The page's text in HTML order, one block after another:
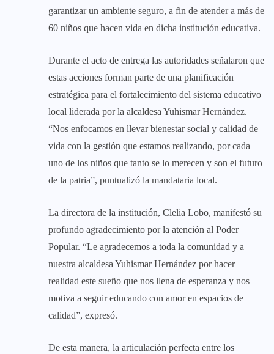
garantizar un ambiente seguro, a fin de atender a más de
60 niños que hacen vida en dicha institución educativa.
Durante el acto de entrega las autoridades señalaron que
estas acciones forman parte de una planificación
estratégica para el fortalecimiento del sistema educativo
local liderada por la alcaldesa Yuhismar Hernández.
“Nos enfocamos en llevar bienestar social y calidad de
vida con la gestión que estamos realizando, por cada
uno de los niños que tanto se lo merecen y son el futuro
de la patria”, puntualizó la mandataria local.
La directora de la institución, Clelia Lobo, manifestó su
profundo agradecimiento por la atención al Poder
Popular. “Le agradecemos a toda la comunidad y a
nuestra alcaldesa Yuhismar Hernández por hacer
realidad este sueño que nos llena de esperanza y nos
motiva a seguir educando con amor en espacios de
calidad”, expresó.
De esta manera, la articulación perfecta entre los